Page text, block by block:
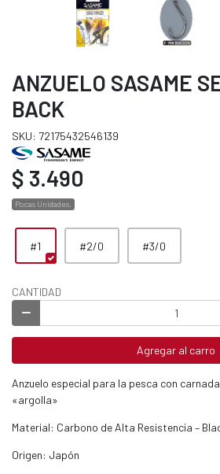
por
ANZUELO SASAME
BACK
SKU: 72175432546139
$ 3.490
Pocas Unidades.
#1 #2/0 #3/0
CANTIDAD
Agregar al carro
Anzuelo especial para la pesca con
«argolla»
Material: Carbono de Alta Resistencia –
Origen: Japón